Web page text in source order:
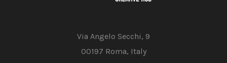
Via Angelo Secchi, 9
00197 Roma, Italy